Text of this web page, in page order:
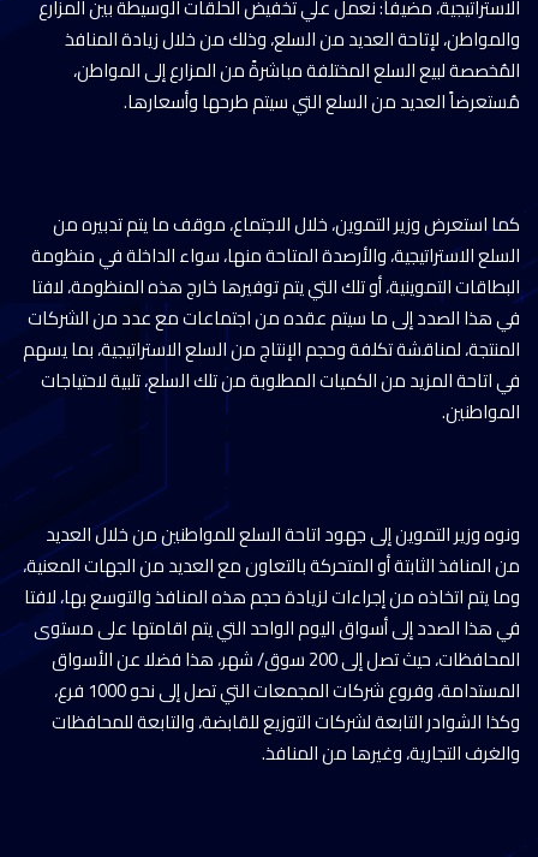
الاستراتيجية، مضيفاً: نعمل علي تخفيض الحلقات الوسيطة بين المزارع
والمواطن، لإتاحة العديد من السلع، وذلك من خلال زيادة المنافذ
المُخصصة لبيع السلع المختلفة مباشرةً من المزارع إلى المواطن،
مُستعرضاً العديد من السلع التي سيتم طرحها وأسعارها.
كما استعرض وزير التموين، خلال الاجتماع، موقف ما يتم تدبيره من
السلع الاستراتيجية، والأرصدة المتاحة منها، سواء الداخلة في منظومة
البطاقات التموينية، أو تلك التي يتم توفيرها خارج هذه المنظومة، لافتا
في هذا الصدد إلى ما سيتم عقده من اجتماعات مع عدد من الشركات
المنتجة، لمناقشة تكلفة وحجم الإنتاج من السلع الاستراتيجية، بما يسهم
في اتاحة المزيد من الكميات المطلوبة من تلك السلع، تلبية لاحتياجات
المواطنين.
ونوه وزير التموين إلى جهود اتاحة السلع للمواطنين من خلال العديد
من المنافذ الثابتة أو المتحركة بالتعاون مع العديد من الجهات المعنية،
وما يتم اتخاذه من إجراءات لزيادة حجم هذه المنافذ والتوسع بها، لافتا
في هذا الصدد إلى أسواق اليوم الواحد التي يتم اقامتها على مستوى
المحافظات، حيث تصل إلى 200 سوق/ شهر، هذا فضلا عن الأسواق
المستدامة، وفروع شركات المجمعات التي تصل إلى نحو 1000 فرع،
وكذا الشوادر التابعة لشركات التوزيع للقابضة، والتابعة للمحافظات
والغرف التجارية، وغيرها من المنافذ.